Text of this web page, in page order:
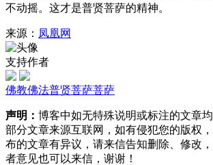
不动摇。这才是普贤菩萨的精神。
来源： 凤凰网
支持作者
佛教佛法普贤菩萨菩萨
声明： 博客中如无特殊说明或标注的文章
部分文章来源互联网，如有侵犯您的版权
布的文章有异议，请来信告知删除、修改
者意见也可以来信，谢谢！